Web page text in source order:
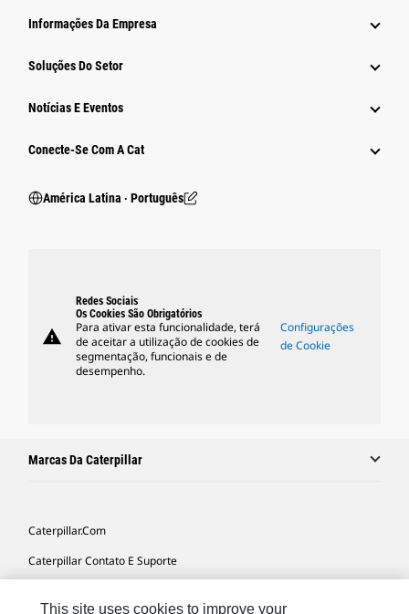
Informações Da Empresa
Soluções Do Setor
Notícias E Eventos
Conecte-Se Com A Cat
América Latina ‧ Português
warning
Redes Sociais
Os Cookies São Obrigatórios
Para ativar esta funcionalidade, terá
de aceitar a utilização de cookies de
segmentação, funcionais e de
desempenho.
Configurações
de Cookie
Marcas Da Caterpillar
Caterpillar.com
Caterpillar Contato E Suporte
This site uses cookies to improve your